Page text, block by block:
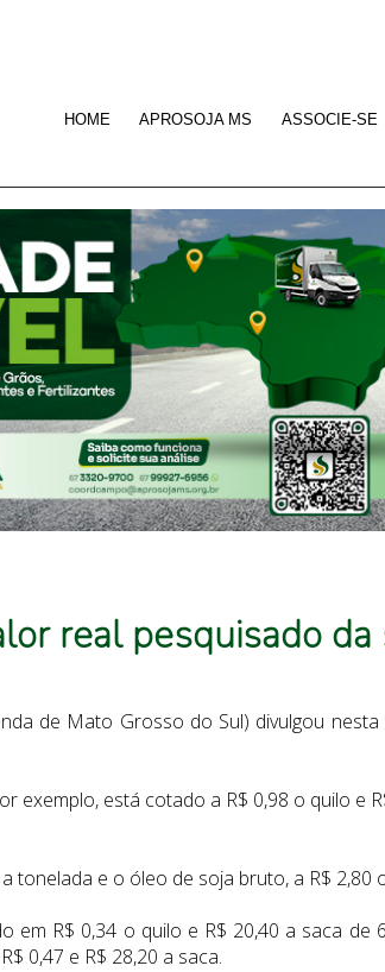
HOME APROSOJA MS ASSOCIE-SE
real pesquisado
de Mato Grosso do Sul) divulgou
exemplo, está cotado a R$ 0,98 o quilo e
tonelada e o óleo de soja bruto, a R$ 2,80
em R$ 0,34 o quilo e R$ 20,40 a saca
0,47 e R$ 28,20 a saca.